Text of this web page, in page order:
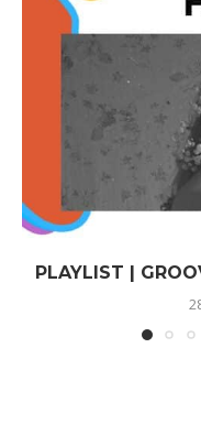
PLAYLIST |